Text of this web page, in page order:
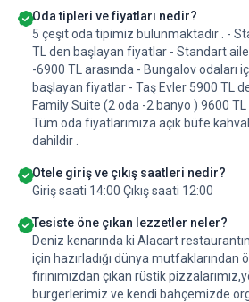
Oda tipleri ve fiyatları nedir?
5 çeşit oda tipimiz bulunmaktadır . -
TL den başlayan fiyatlar - Standart aile
-6900 TL arasında - Bungalov odaları
başlayan fiyatlar - Taş Evler 5900 TL
Family Suite (2 oda -2 banyo ) 9600
Tüm oda fiyatlarımıza açık büfe
dahildir .
Otele giriş ve çıkış saatleri nedir?
Giriş saati 14:00 Çıkış saati 12:00
Tesiste öne çıkan lezzetler neler?
Deniz kenarında ki Alacart
için hazırladığı dünya mutfaklarından
fırınımızdan çıkan rüstik
burgerlerimiz ve kendi bahçemizde